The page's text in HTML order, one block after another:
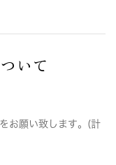
いて
お願い致します。(計